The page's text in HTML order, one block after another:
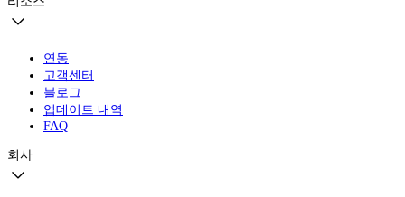
연동
고객센터
블로그
업데이트 내역
FAQ
회사